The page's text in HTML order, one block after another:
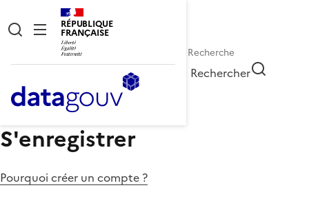
RÉPUBLIQUE
FRANÇAISE
Rechercher
S'enregistrer
Pourquoi créer un compte ?